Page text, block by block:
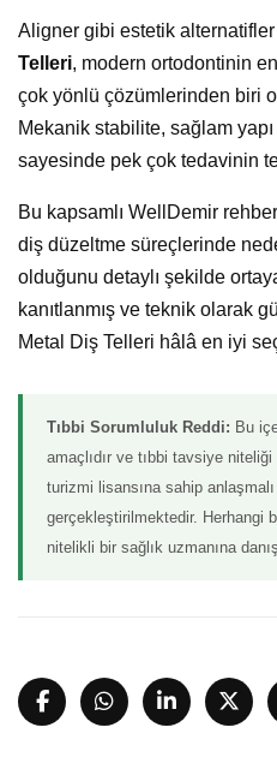
Aligner gibi estetik alternatifler
Telleri, modern ortodontinin
çok yönlü çözümlerinden biri
Mekanik stabilite, sağlam
sayesinde pek çok tedavinin
Bu kapsamlı WellDemir
diş düzeltme süreçlerinde
olduğunu detaylı şekilde
kanıtlanmış ve teknik olarak
Metal Diş Telleri hâlâ en iyi
Tıbbi Sorumluluk Reddi: Bu
amaçlıdır ve tıbbi tavsiye
turizmi lisansına sahip
gerçekleştirilmektedir. Herhangi
nitelikli bir sağlık uzmanına